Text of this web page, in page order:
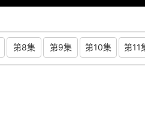
第8集 第9集 第10集 第11